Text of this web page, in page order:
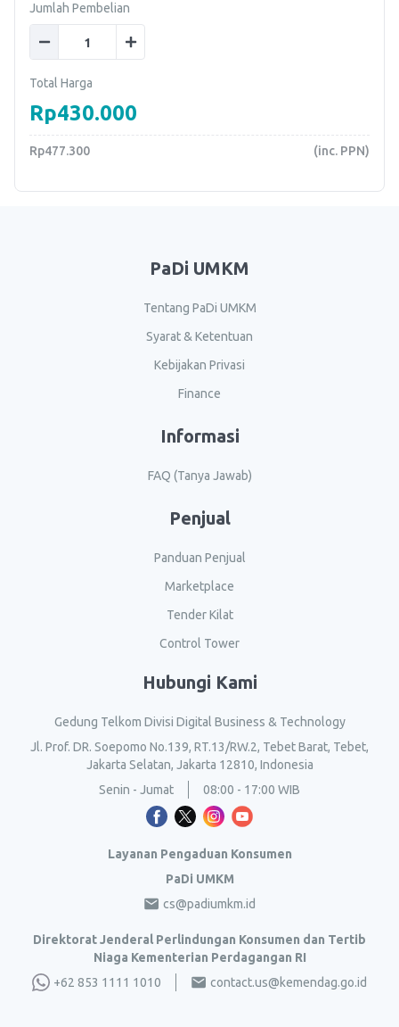
Jumlah Pembelian
Total Harga
Rp430.000
Rp477.300 (inc. PPN)
PaDi UMKM
Tentang PaDi UMKM
Syarat & Ketentuan
Kebijakan Privasi
Finance
Informasi
FAQ (Tanya Jawab)
Penjual
Panduan Penjual
Marketplace
Tender Kilat
Control Tower
Hubungi Kami
Gedung Telkom Divisi Digital Business & Technology
Jl. Prof. DR. Soepomo No.139, RT.13/RW.2, Tebet Barat, Tebet,
Jakarta Selatan, Jakarta 12810, Indonesia
Senin - Jumat
08:00 - 17:00 WIB
Layanan Pengaduan Konsumen
PaDi UMKM
cs@padiumkm.id
Direktorat Jenderal Perlindungan Konsumen dan Tertib
Niaga Kementerian Perdagangan RI
+62 853 1111 1010
contact.us@kemendag.go.id